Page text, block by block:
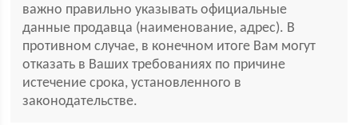
важно правильно указывать официальные
данные продавца (наименование, адрес). В
противном случае, в конечном итоге Вам могут
отказать в Ваших требованиях по причине
истечение срока, установленного в
законодательстве.